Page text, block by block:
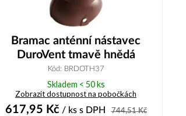
Bramac anténní nástavec
DuroVent tmavě hnědá
Kód: BRDOTH37
Skladem < 50 ks
Zobrazit dostupnost na pobočkách
617,95 Kč/ ks s DPH 744,51Kč